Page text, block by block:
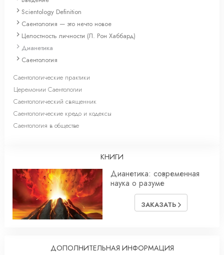
Scientology Definition
Саентология — это нечто новое
Целостность личности (Л. Рон Хаббард)
Дианетика
Саентология
Саентологические практики
Церемонии Саентологии
Саентологический священник
Саентологические кредо и кодексы
Саентология в обществе
КНИГИ
Дианетика: современная
наука о разуме
ЗАКАЗАТЬ
ДОПОЛНИТЕЛЬНАЯ ИНФОРМАЦИЯ